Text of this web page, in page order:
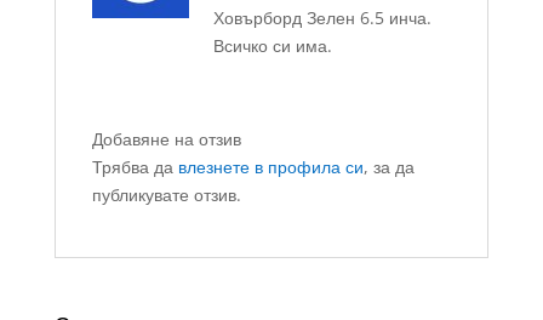
Ховърборд Зелен 6.5 инча.
Всичко си има.
Добавяне на отзив
Трябва да влезнете в профила си, за да
публикувате отзив.